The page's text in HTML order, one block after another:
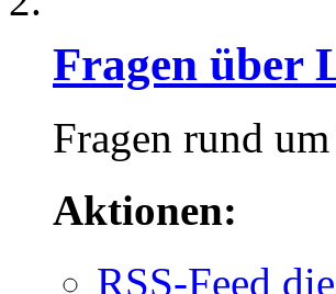
Fragen über
Fragen rund
Aktionen:
RSS-Feed